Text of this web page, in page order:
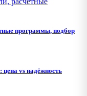
программы, подбор
vs надёжность